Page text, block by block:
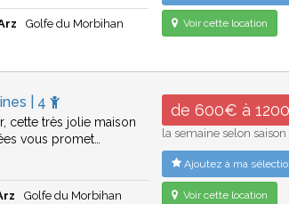
Golfe du Morbihan
Voir cette location
| 4
cette très jolie maison
vous promet…
Golfe du Morbihan
de 600€ à
la semaine selon saison
Ajoutez à ma
Voir cette location